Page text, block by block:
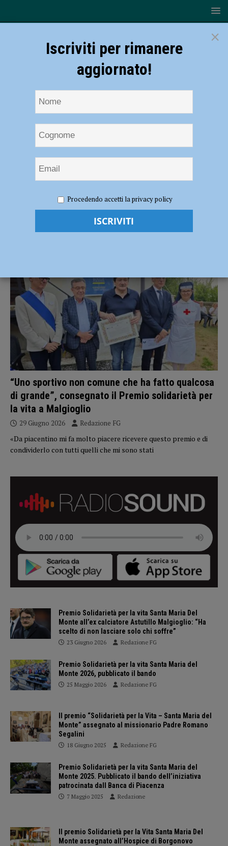
Premio Solidarietà per la vita Santa
Maria del Monte
“Uno sportivo non comune che ha fatto qualcosa
di grande”, consegnato il Premio solidarietà per
la vita a Malgioglio
29 Giugno 2026 Redazione FG
«Da piacentino mi fa molto piacere ricevere questo premio e di
condividerlo con tutti quelli che mi sono stati
Premio Solidarietà per la vita Santa Maria Del
Monte all’ex calciatore Astutillo Malgioglio: “Ha
scelto di non lasciare solo chi soffre”
23 Giugno 2026 Redazione FG
Premio Solidarietà per la vita Santa Maria del
Monte 2026, pubblicato il bando
25 Maggio 2026 Redazione FG
Il premio “Solidarietà per la Vita – Santa Maria del
Monte” assegnato al missionario Padre Romano
Segalini
18 Giugno 2025 Redazione FG
Premio Solidarietà per la vita Santa Maria del
Monte 2025. Pubblicato il bando dell’iniziativa
patrocinata dall Banca di Piacenza
7 Maggio 2025 Redazione
Il premio Solidarietà per la Vita Santa Maria Del
Monte assegnato all’Hospice di Borgonovo
×
Iscriviti per rimanere
aggiornato!
Procedendo accetti la privacy policy